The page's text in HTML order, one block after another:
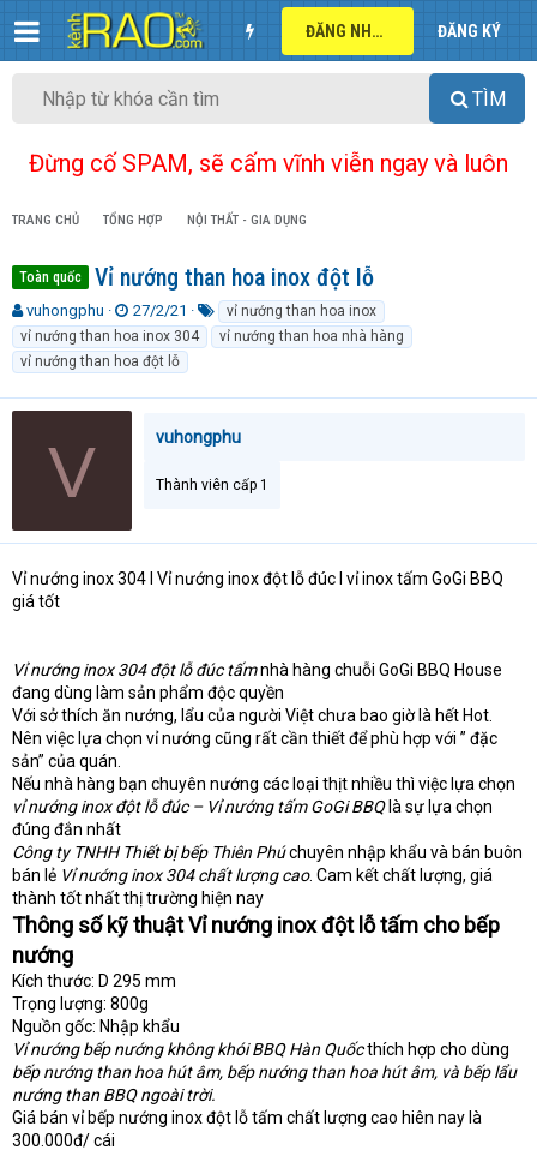
ĐĂNG NHẬP ĐĂNG KÝ
TÌM
Đừng cố SPAM, sẽ cấm vĩnh viễn ngay và luôn
TRANG CHỦ TỔNG HỢP NỘI THẤT - GIA DỤNG
Toàn quốc Vỉ nướng than hoa inox đột lỗ
T
h
r
e
a
e
r
vuhongphu
N
g
à
y
g
ử
27/2/21
ừ
k
ó
vỉ nướng than hoa inox
vỉ nướng than hoa inox 304
vỉ nướng than hoa nhà hàng
vỉ nướng than hoa đột lỗ
V vuhongphu
Thành viên cấp 1
Vỉ nướng inox 304 I Vỉ nướng inox đột lỗ đúc I vỉ inox tấm GoGi BBQ
giá tốt
Vỉ nướng inox 304 đột lỗ đúc tấmnhà hàng chuỗi GoGi BBQ House
đang dùng làm sản phẩm độc quyền
Với sở thích ăn nướng, lẩu của người Việt chưa bao giờ là hết Hot.
Nên việc lựa chọn vỉ nướng cũng rất cần thiết để phù hợp với ” đặc
sản” của quán.
Nếu nhà hàng bạn chuyên nướng các loại thịt nhiều thì việc lựa chọn
vỉ nướng inox đột lỗ đúc – Vỉ nướng tấm GoGi BBQlà sự lựa chọn
đúng đắn nhất
Công ty TNHH Thiết bị bếp Thiên Phúchuyên nhập khẩu và bán buôn
bán lẻ Vỉ nướng inox 304 chất lượng cao. Cam kết chất lượng, giá
thành tốt nhất thị trường hiện nay
Thông số kỹ thuật Vỉ nướng inox đột lỗ tấm cho bếp
nướng
Kích thước: D 295 mm
Trọng lượng: 800g
Nguồn gốc: Nhập khẩu
Vỉ nướng bếp nướng không khói BBQ Hàn Quốcthích hợp cho dùng
bếp nướng than hoa hút âm, bếp nướng than hoa hút âm, và bếp lẩu
nướng than BBQ ngoài trời.
Giá bán vỉ bếp nướng inox đột lỗ tấm chất lượng cao hiên nay là
300.000đ/ cái